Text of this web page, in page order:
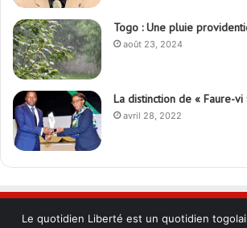
Togo : Une pluie
août 23, 2024
La distinction de « Faure-
avril 28, 2022
Le quotidien Liberté est un quotidien